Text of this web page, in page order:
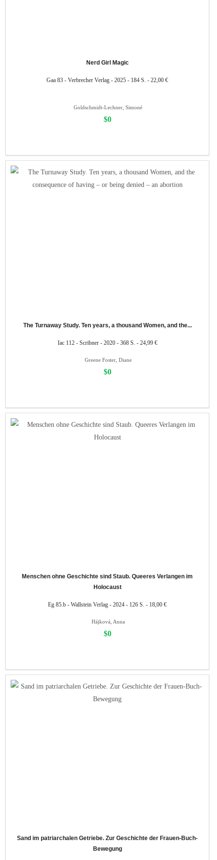
Nerd Girl Magic
Gaa 83 - Verbrecher Verlag - 2025 - 184 S. - 22,00 €
Goldschmidt-Lechner, Simoné
$0
The Turnaway Study. Ten years, a thousand Women, and the...
Iac 112 - Scribner - 2020 - 368 S. - 24,99 €
Greene Foster, Diane
$0
Menschen ohne Geschichte sind Staub. Queeres Verlangen im
Holocaust
Eg 85.b - Wallstein Verlag - 2024 - 126 S. - 18,00 €
Hájková, Anna
$0
Sand im patriarchalen Getriebe. Zur Geschichte der Frauen-Buch-
Bewegung